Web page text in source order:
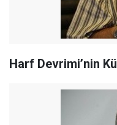
Harf Devrimi’nin